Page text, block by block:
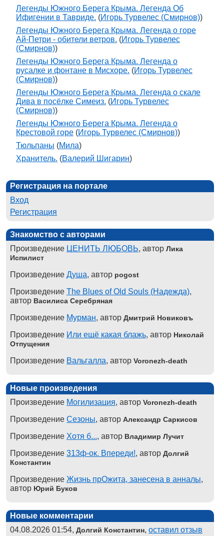
Легенды Южного Берега Крыма. Легенда Об
Ифигении в Тавриде. (Игорь Турвелес (Смирнов))
Легенды Южного Берега Крыма. Легенда о горе
Ай-Петри - обители ветров. (Игорь Турвелес
(Смирнов))
Легенды Южного Берега Крыма. Легенда о
русалке и фонтане в Мисхоре. (Игорь Турвелес
(Смирнов))
Легенды Южного Берега Крыма. Легенда о скале
Дива в посёлке Симеиз. (Игорь Турвелес
(Смирнов))
Легенды Южного Берега Крыма. Легенда о
Крестовой горе (Игорь Турвелес (Смирнов))
Тюльпаны (Мила)
Хранитель. (Валерий Шигарин)
Регистрация на портале
Вход
Регистрация
Знакомство с авторами
Произведение ЦЕНИТЬ ЛЮБОВЬ, автор Лика
Испилист
Произведение Душа, автор pogost
Произведение The Blues of Old Souls (Надежда),
автор Василиса Серебряная
Произведение Мурман, автор Дмитрий Новиковъ
Произведение Или ещё какая блажь, автор Николай
Отпущения
Произведение Вальгалла, автор Voronezh-death
Новые произведения
Произведение Могилизация, автор Voronezh-death
Произведение Сезоны, автор Александр Саркисов
Произведение Хотя б..., автор Владимир Лучит
Произведение 313ф-ок. Впереди!, автор Долгий
Константин
Произведение Жизнь прОжита, занесена в анналы,
автор Юрий Буков
Новые комментарии
04.08.2026 01:54, Долгий Константин, оставил отзыв